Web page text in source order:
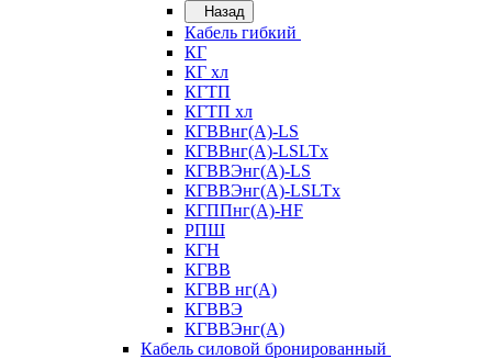
Назад
Кабель гибкий
КГ
КГ хл
КГТП
КГТП хл
КГВВнг(А)-LS
КГВВнг(А)-LSLTx
КГВВЭнг(А)-LS
КГВВЭнг(А)-LSLTx
КГППнг(А)-HF
РПШ
КГН
КГВВ
КГВВ нг(А)
КГВВЭ
КГВВЭнг(А)
Кабель силовой бронированный